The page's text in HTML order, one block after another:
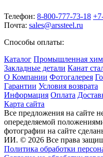
Телефон: 8-800-777-73-18
Почта: sales@arssteel.ru
Способы оплаты:
Каталог Промышленная
Закладные детали Канат
О Компании Фотогалерея
Гарантии Условия возврата
Информация Оплата
Карта сайта
Все предложения на сайте
опеределяемой
фотографии на сайте
ИИ. © 2026 Все права
Политика обработки